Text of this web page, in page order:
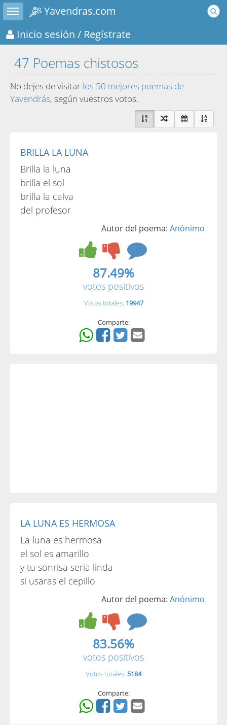
Toggle sidebar
Yavendras.com
Inicio sesión / Regístrate
47 Poemas chistosos
No dejes de visitar los 50 mejores poemas de
Yavendrás, según vuestros votos.
BRILLA LA LUNA
Brilla la luna
brilla el sol
brilla la calva
del profesor
Autor del poema: Anónimo
87.49%
votos positivos
Votos totales: 19947
Comparte:
LA LUNA ES HERMOSA
La luna es hermosa
el sol es amarillo
y tu sonrisa seria linda
si usaras el cepillo
Autor del poema: Anónimo
83.56%
votos positivos
Votos totales: 5184
Comparte: